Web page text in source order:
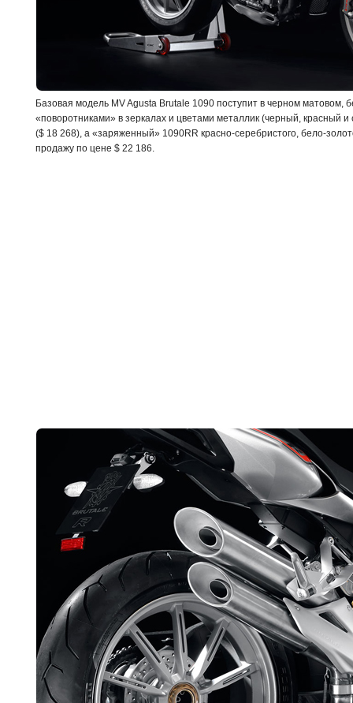
Базовая модель MV Agusta Brutale 1090 поступит в черном матовом,
«поворотниками» в зеркалах и цветами металлик (черный, красный
($ 18 268), а «заряженный» 1090RR красно-серебристого, бело-
продажу по цене $ 22 186.